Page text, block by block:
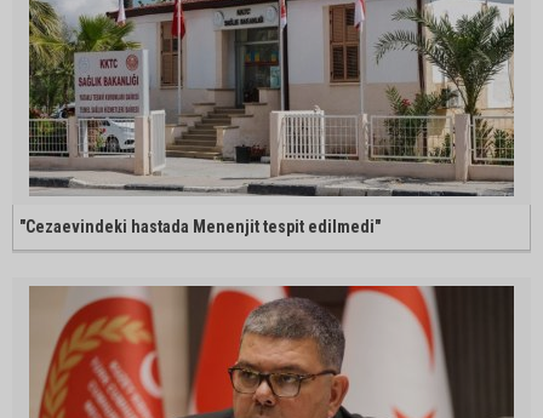
"Cezaevindeki hastada Menenjit tespit edilmedi"